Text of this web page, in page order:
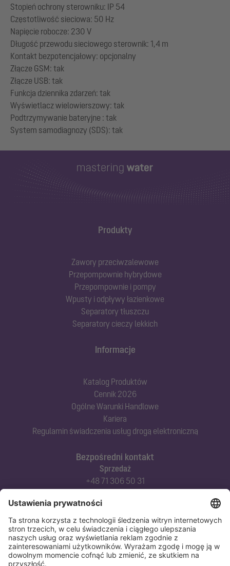
Stopień ochrony sterowniku: IP 54
Częstotliwość sieciowa: 50 Hz
Napięcie robocze: 230 V
Długość przewodu sieciowego sterownik: 1,4 m
Kontakt bezpotencjałowy: opcjonalny
Złącze GSM: tak
Złącze USB: tak
Funkcja dziennika zdarzeń: tak
Wyświetlacz wielowierszowy: tak
Podtrzymywanie bateryjne : tak
Produkty
Zawory przeciwzalewowe
Przepompownie hybrydowe
Przepompownie i pompy
Wpusty i odpływy łazienkowe
Separatory tłuszczu
Separatory cieczy lekkich
Bezpośredni kontakt
Sprzedaż
+48 71 306 50 31
Doradztwo techniczne
Serwis techniczny
+48 71 306 50 51
Informacje
Katalog Produktów
Cennik 2026
Ogólne Warunki Handlowe
Kariera
Regulamin świadczenia usług drogą elektroniczną